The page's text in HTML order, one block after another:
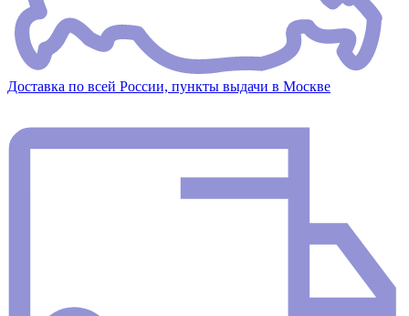
Доставка по всей России, пункты выдачи в Москве